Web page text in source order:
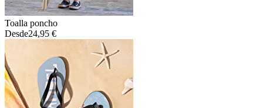
Toalla poncho
Desde24,95 €